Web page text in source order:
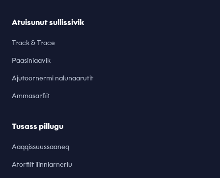
Atuisunut sullissivik
Track & Trace
Paasiniaavik
Ajutoornermi nalunaarutit
Ammasarfiit
Tusass pillugu
Aaqqissuussaaneq
Atorfiit ilinniarnerlu